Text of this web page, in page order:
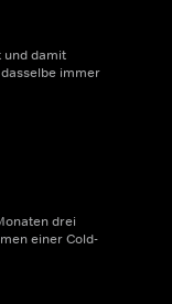
und damit
immer
drei
einer Cold-